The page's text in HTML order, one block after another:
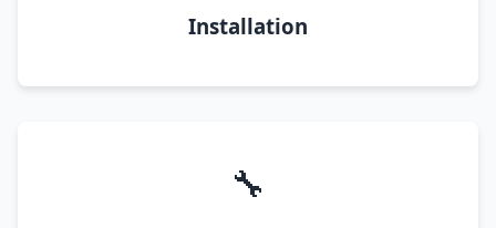
Installation
🔧